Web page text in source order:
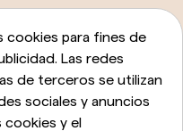
cookies para fines de
Las redes
de terceros se utilizan
sociales y anuncios
cookies y el